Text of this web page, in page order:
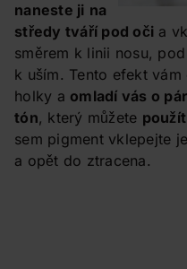
naneste ji na
středy tváří pod oči a
směrem k linii nosu,
k uším. Tento efekt
holky a omladí vás o
tón, který můžete
sem pigment vklepejte
a opět do ztracena.